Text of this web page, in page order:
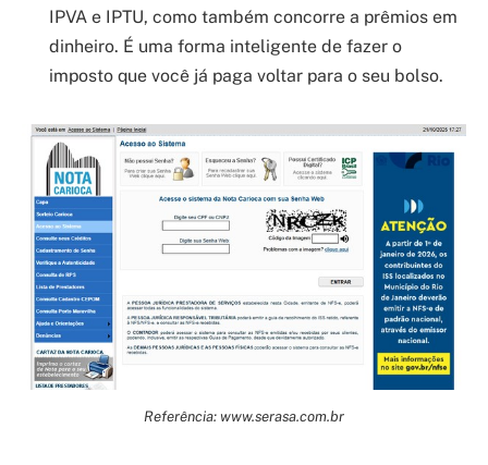
IPVA e IPTU, como também concorre a prêmios em
dinheiro. É uma forma inteligente de fazer o
imposto que você já paga voltar para o seu bolso.
Referência: www.serasa.com.br